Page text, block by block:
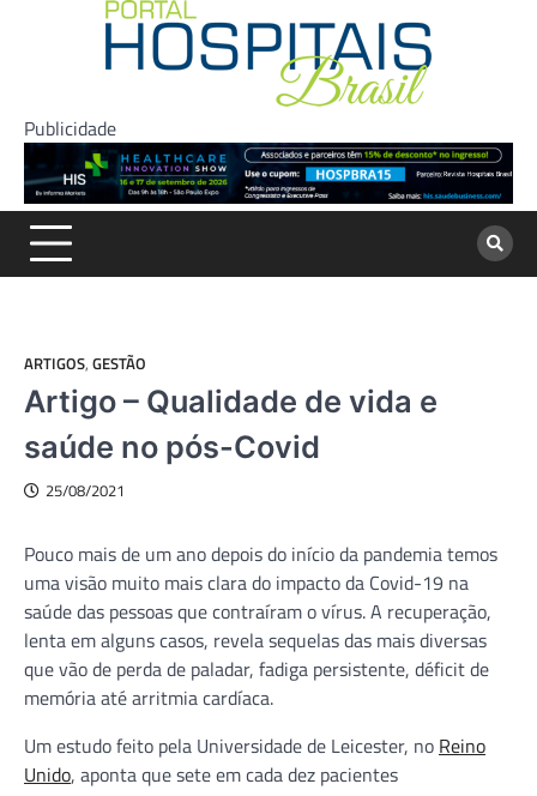
Publicidade
ARTIGOS, GESTÃO
Artigo – Qualidade de vida e
saúde no pós-Covid
25/08/2021
Pouco mais de um ano depois do início da pandemia temos
uma visão muito mais clara do impacto da Covid-19 na
saúde das pessoas que contraíram o vírus. A recuperação,
lenta em alguns casos, revela sequelas das mais diversas
que vão de perda de paladar, fadiga persistente, déficit de
memória até arritmia cardíaca.
Um estudo feito pela Universidade de Leicester, no Reino
Unido, aponta que sete em cada dez pacientes